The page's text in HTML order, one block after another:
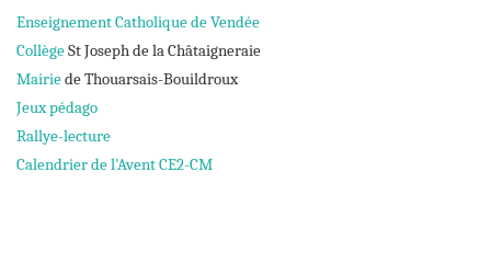
Enseignement Catholique de Vendée
CollègeSt Joseph de la Châtaigneraie
Mairiede Thouarsais-Bouildroux
Jeux pédago
Rallye-lecture
Calendrier de l'Avent CE2-CM